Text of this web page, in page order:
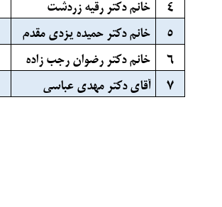
4
خانم دکتر رقیه زردشت
5
خانم دکتر حمیده یزدی مقدم
6
خانم دکتر رضوان رجب زاده
7
آقای دکتر مهدی عباسی